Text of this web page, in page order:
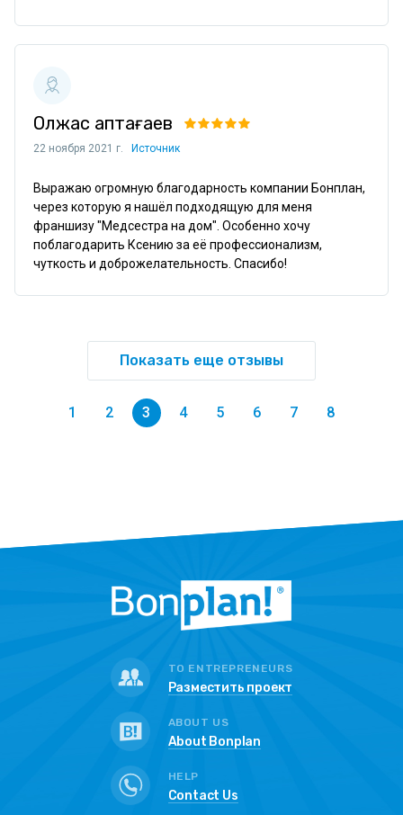
Олжас Қаптағаев
22 ноября 2021 г. Источник
Выражаю огромную благодарность компании Бонплан,
через которую я нашёл подходящую для меня
франшизу "Медсестра на дом". Особенно хочу
поблагодарить Ксению за её профессионализм,
чуткость и доброжелательность. Спасибо!
Показать еще отзывы
1 2 3 4 5 6 7 8
TO ENTREPRENEURS
Разместить проект
ABOUT US
About Bonplan
HELP
Contact Us